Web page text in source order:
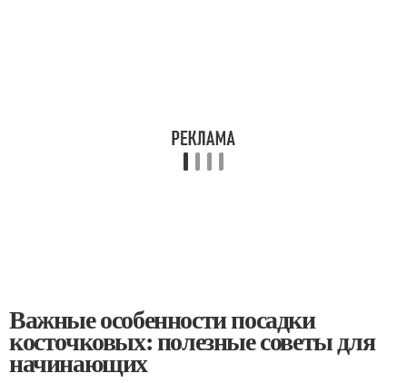
Важные особенности посадки
косточковых: полезные советы для
начинающих